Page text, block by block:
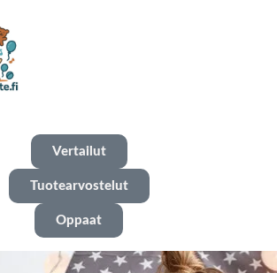
Vertailut
Tuotearvostelut
Oppaat